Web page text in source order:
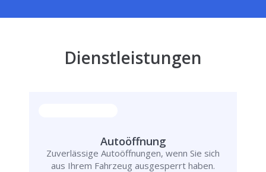
Dienstleistungen
Autoöffnung
Zuverlässige Autoöffnungen, wenn Sie sich
aus Ihrem Fahrzeug ausgesperrt haben.